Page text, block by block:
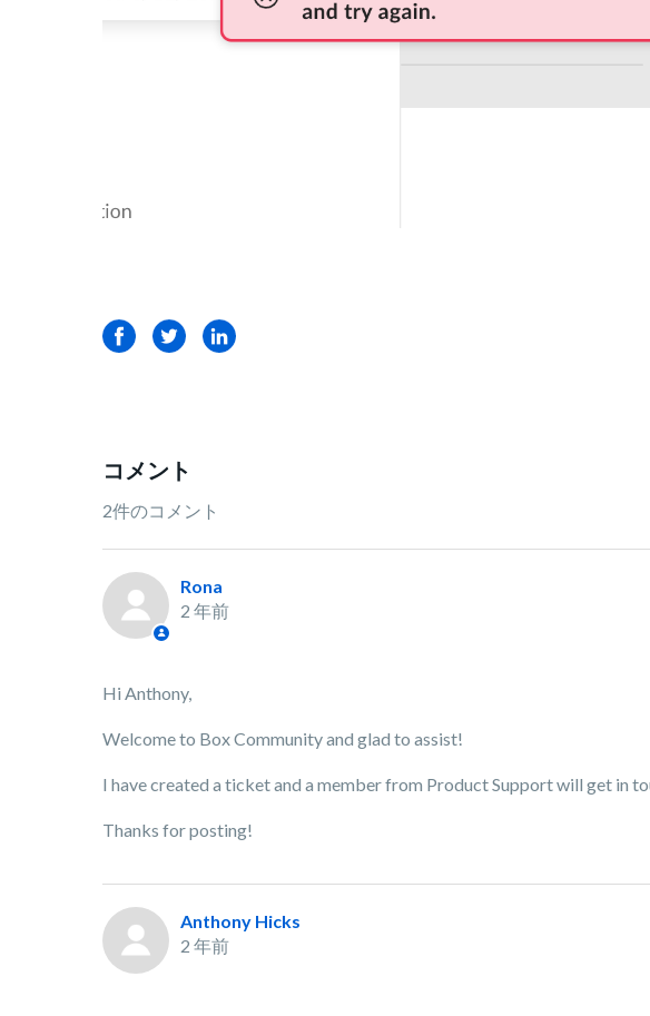
FacebookTwitterLinkedIn
コメント
2件のコメント
Rona
2 年前
Hi Anthony,
Welcome to Box Community and glad to assist!
I have created a ticket and a member from Product Support will get in
Thanks for posting!
Anthony Hicks
2 年前